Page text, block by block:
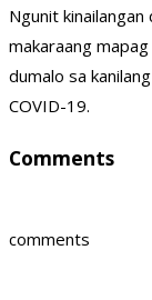
Ngunit
makaraang
dumalo sa
COVID-19.
Comments
comments